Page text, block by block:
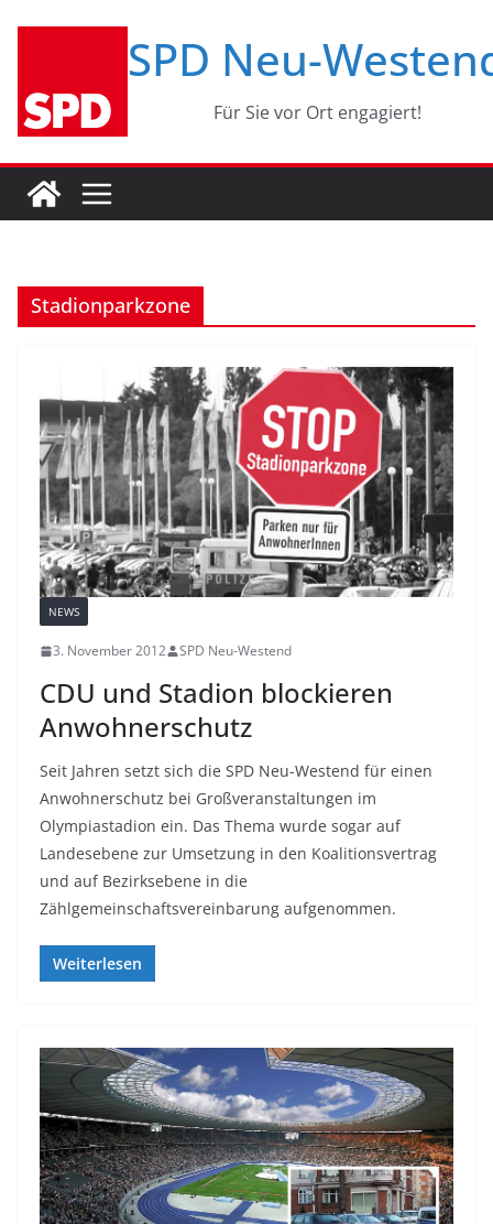
SPD Neu-
Für Sie vor Ort engagiert!
Stadionparkzone
NEWS
3. November 2012 SPD Neu-Westend
CDU und Stadion blockieren
Anwohnerschutz
Seit Jahren setzt sich die SPD Neu-Westend für einen
Anwohnerschutz bei Großveranstaltungen im
Olympiastadion ein. Das Thema wurde sogar auf
Landesebene zur Umsetzung in den Koalitionsvertrag
und auf Bezirksebene in die
Zählgemeinschaftsvereinbarung aufgenommen.
Weiterlesen